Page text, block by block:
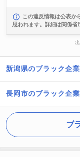
この違反情報は公表か
思われます。詳細は関係省
新潟県のブラック企
長岡市のブラック企
ブ